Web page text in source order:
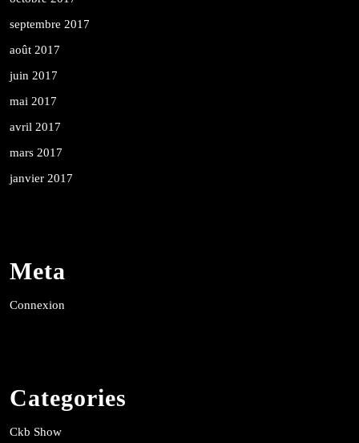
septembre 2017
août 2017
juin 2017
mai 2017
avril 2017
mars 2017
janvier 2017
Meta
Connexion
Categories
Ckb Show